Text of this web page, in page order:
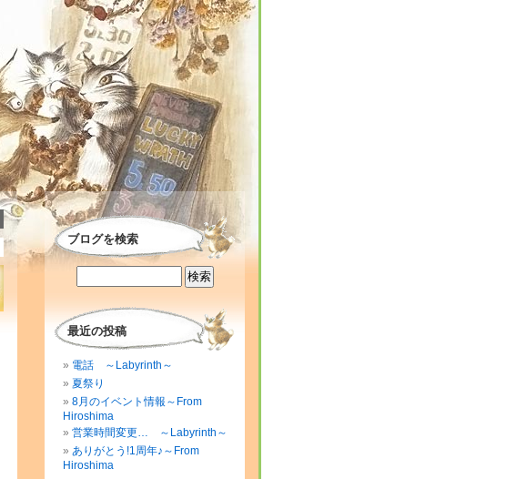
ブログを検索
最近の投稿
電話 ～Labyrinth～
夏祭り
8月のイベント情報～From
Hiroshima
営業時間変更… ～Labyrinth～
ありがとう!1周年♪～From
Hiroshima